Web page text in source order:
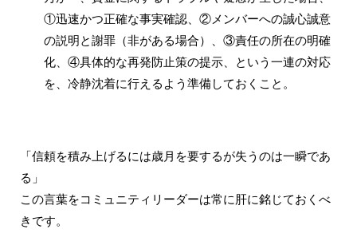
①迅速かつ正確な事実確認、②メンバーへの誠心誠意
の説明と謝罪（非がある場合）、③責任の所在の明確
化、④具体的な再発防止策の提示、という一連の対応
を、冷静沈着に行えるよう準備しておくこと。
「信頼を積み上げるには歳月を要するが失うのは一瞬であ
る」
この言葉をコミュニティリーダーは常に肝に銘じておくべ
きです。